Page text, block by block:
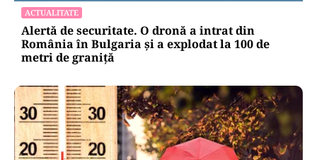
ACTUALITATE
Alertă de securitate. O dronă a intrat din
România în Bulgaria şi a explodat la 100 de
metri de graniţă